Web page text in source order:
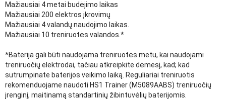
Mažiausiai 4 metai budėjimo laikas
Mažiausiai 200 elektros įkrovimų
Mažiausiai 4 valandų naudojimo laikas.
Mažiausiai 10 treniruotės valandos.*
*Baterija gali būti naudojama treniruotės metu, kai naudojami
treniruočių elektrodai, tačiau atkreipkite dėmesį, kad; kad
sutrumpinate baterijos veikimo laiką. Reguliariai treniruotis
rekomenduojame naudoti HS1 Trainer (M5089AABS) treniruočių
įrenginį, maitinamą standartinių žibintuvėlių baterijomis.